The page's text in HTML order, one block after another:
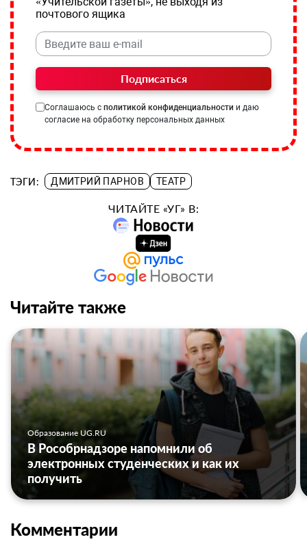
почтового ящика
Подписаться
Соглашаюсь с политикой конфиденциальности и даю
согласие на обработку персональных данных
ТЭГИ: ДМИТРИЙ ПАРНОВ ТЕАТР
ЧИТАЙТЕ «УГ» В:
Читайте также
Образование UG.RU
В Рособрнадзоре напомнили об
электронных студенческих и как их
получить
Комментарии